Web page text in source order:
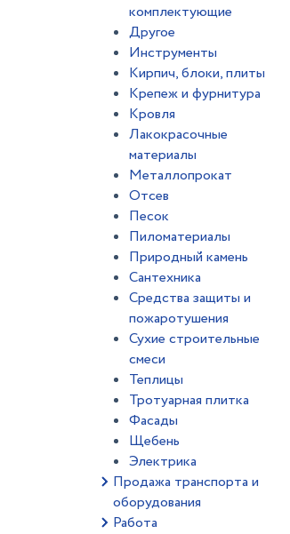
комплектующие
Другое
Инструменты
Кирпич, блоки, плиты
Крепеж и фурнитура
Кровля
Лакокрасочные
материалы
Металлопрокат
Отсев
Песок
Пиломатериалы
Природный камень
Сантехника
Средства защиты и
пожаротушения
Сухие строительные
смеси
Теплицы
Тротуарная плитка
Фасады
Щебень
Электрика
Продажа транспорта и
оборудования
Работа